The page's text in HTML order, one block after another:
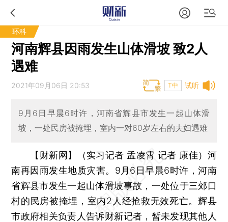
环科
河南辉县因雨发生山体滑坡 致2人
遇难
试听
2021年09月06日 20:53 T中
9月6日早晨6时许，河南省辉县市发生一起山体滑
坡，一处民房被掩埋，室内一对60岁左右的夫妇遇难
【财新网】（实习记者 孟凌霄 记者 康佳） 河
南再因雨发生地质灾害。9月6日早晨6时许，河南
省辉县市发生一起山体滑坡事故，一处位于三郊口
村的民房被掩埋，室内2人经抢救无效死亡。辉县
市政府相关负责人告诉财新记者，暂未发现其他人